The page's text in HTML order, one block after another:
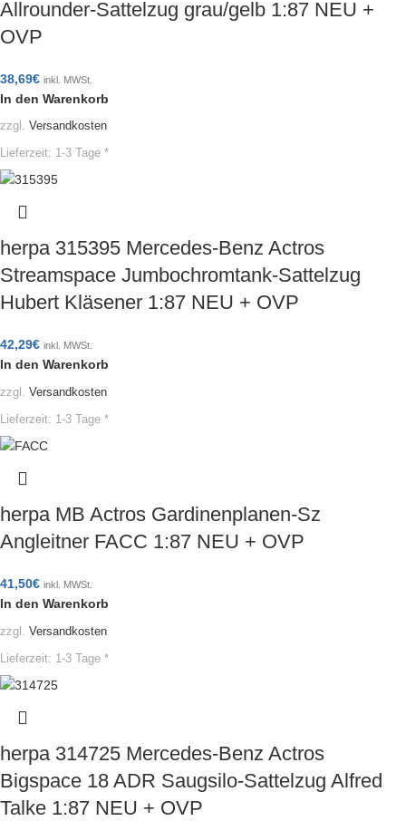
Allrounder-Sattelzug grau/gelb 1:87 NEU +
OVP
38,69€ inkl. MWSt.
In den Warenkorb
zzgl. Versandkosten
Lieferzeit: 1-3 Tage *
herpa 315395 Mercedes-Benz Actros
Streamspace Jumbochromtank-Sattelzug
Hubert Kläsener 1:87 NEU + OVP
42,29€ inkl. MWSt.
In den Warenkorb
zzgl. Versandkosten
Lieferzeit: 1-3 Tage *
herpa MB Actros Gardinenplanen-Sz
Angleitner FACC 1:87 NEU + OVP
41,50€ inkl. MWSt.
In den Warenkorb
zzgl. Versandkosten
Lieferzeit: 1-3 Tage *
herpa 314725 Mercedes-Benz Actros
Bigspace 18 ADR Saugsilo-Sattelzug Alfred
Talke 1:87 NEU + OVP